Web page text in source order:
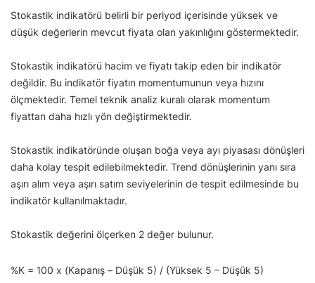
Stokastik indikatörü belirli bir periyod içerisinde yüksek ve
düşük değerlerin mevcut fiyata olan yakınlığını göstermektedir.
Stokastik indikatörü hacim ve fiyatı takip eden bir indikatör
değildir. Bu indikatör fiyatın momentumunun veya hızını
ölçmektedir. Temel teknik analiz kuralı olarak momentum
fiyattan daha hızlı yön değiştirmektedir.
Stokastik indikatöründe oluşan boğa veya ayı piyasası dönüşleri
daha kolay tespit edilebilmektedir. Trend dönüşlerinin yanı sıra
aşırı alım veya aşırı satım seviyelerinin de tespit edilmesinde bu
indikatör kullanılmaktadır.
Stokastik değerini ölçerken 2 değer bulunur.
%K = 100 x (Kapanış – Düşük 5) / (Yüksek 5 – Düşük 5)